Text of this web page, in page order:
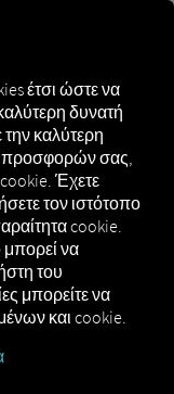
της
έτσι ώστε να
δυνατή
την καλύτερη
προσφορών σας,
Έχετε
τον ιστότοπο
cookie.
να
του
μπορείτε να
και cookie.